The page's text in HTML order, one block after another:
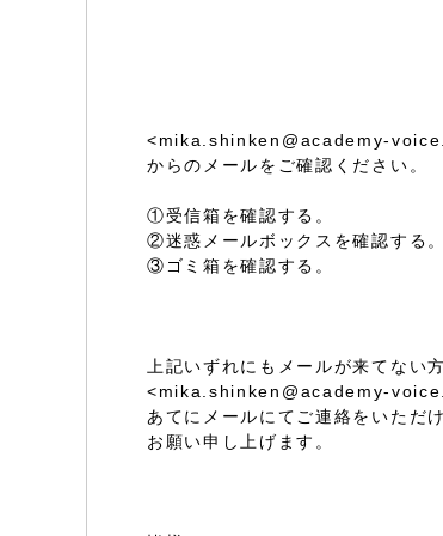
<mika.shinken@academy-
からのメールをご確認ください。
①受信箱を確認する。
②迷惑メールボックスを確認する。
③ゴミ箱を確認する。
上記いずれにもメールが来てない
<mika.shinken@academy-
あてにメールにてご連絡をいただ
お願い申し上げます。